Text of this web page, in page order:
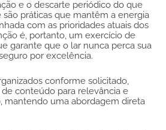
e o descarte periódico do que
práticas que mantêm a energia
com as prioridades atuais dos
é, portanto, um exercício de
garante que o lar nunca perca sua
por excelência.
conforme solicitado,
conteúdo para relevância e
mantendo uma abordagem direta